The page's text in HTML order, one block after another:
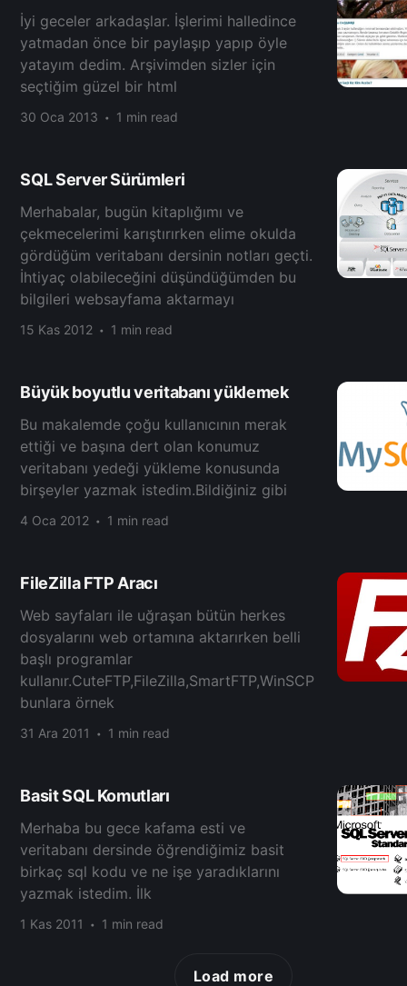
İyi geceler arkadaşlar. İşlerimi halledince
yatmadan önce bir paylaşıp yapıp öyle
yatayım dedim. Arşivimden sizler için
seçtiğim güzel bir html
30 Oca 2013 1 min read
SQL Server Sürümleri
Merhabalar, bugün kitaplığımı ve
çekmecelerimi karıştırırken elime okulda
gördüğüm veritabanı dersinin notları geçti.
İhtiyaç olabileceğini düşündüğümden bu
bilgileri websayfama aktarmayı
15 Kas 2012 1 min read
Büyük boyutlu veritabanı yüklemek
Bu makalemde çoğu kullanıcının merak
ettiği ve başına dert olan konumuz
veritabanı yedeği yükleme konusunda
birşeyler yazmak istedim.Bildiğiniz gibi
4 Oca 2012 1 min read
FileZilla FTP Aracı
Web sayfaları ile uğraşan bütün herkes
dosyalarını web ortamına aktarırken belli
başlı programlar
kullanır.CuteFTP,FileZilla,SmartFTP,WinSCP
bunlara örnek
31 Ara 2011 1 min read
Basit SQL Komutları
Merhaba bu gece kafama esti ve
veritabanı dersinde öğrendiğimiz basit
birkaç sql kodu ve ne işe yaradıklarını
yazmak istedim. İlk
1 Kas 2011 1 min read
Load more